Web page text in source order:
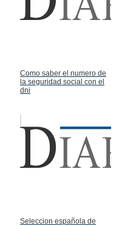
Como saber el numero de
la seguridad social con el
dni
Seleccion española de